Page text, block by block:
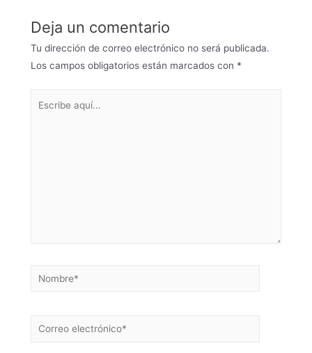
Deja un comentario
Tu dirección de correo electrónico no será publicada.
Los campos obligatorios están marcados con *